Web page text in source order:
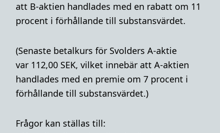
att B-aktien handlades med en rabatt om 11
procent i förhållande till substansvärdet.
(Senaste betalkurs för Svolders A-aktie
var 112,00 SEK, vilket innebär att A-aktien
handlades med en premie om 7 procent i
förhållande till substansvärdet.)
Frågor kan ställas till: